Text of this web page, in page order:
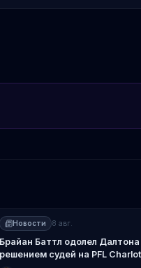
Новости 8 авг.
Брайан Баттл одолел
решением судей на PFL